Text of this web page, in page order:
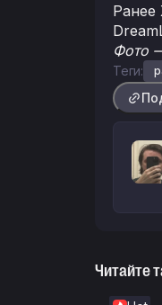
Ранее
Фото
Теги:
Читайте